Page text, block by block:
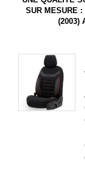
SUR MESURE :
(2003)